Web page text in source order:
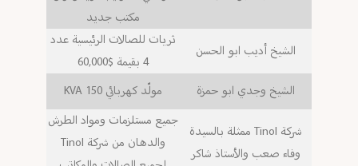
مكتب جديد
الشيخ أديب ابو الحسن
ثريات للصالات الرئيسية عدد
4 بقيمة $60,000
الشيخ وجدي ابو حمزة
مولّد كهربائي 150 KVA
شركة Tinol ممثلة بالسيدة
وفاء صعب والأستاذ شاكر
جميع مستلزمات ومواد الطرش
والدهان من شركة Tinol